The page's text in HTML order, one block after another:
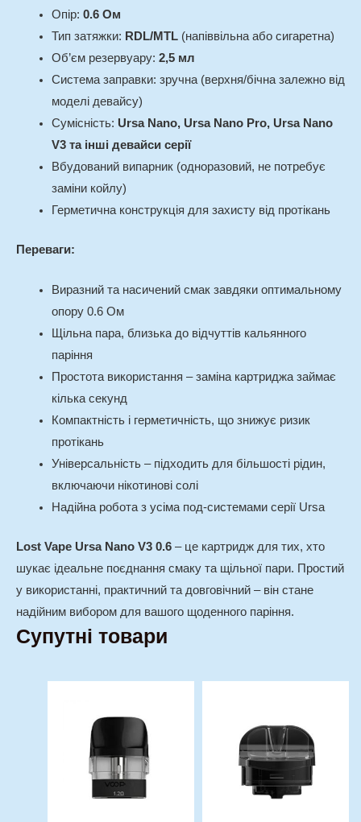
Опір: 0.6 Ом
Тип затяжки: RDL/MTL(напіввільна або сигаретна)
Об’єм резервуару: 2,5 мл
Система заправки: зручна (верхня/бічна залежно від
моделі девайсу)
Сумісність: Ursa Nano, Ursa Nano Pro, Ursa Nano
V3 та інші девайси серії
Вбудований випарник (одноразовий, не потребує
заміни койлу)
Герметична конструкція для захисту від протікань
Переваги:
Виразний та насичений смак завдяки оптимальному
опору 0.6 Ом
Щільна пара, близька до відчуттів кальянного
паріння
Простота використання – заміна картриджа займає
кілька секунд
Компактність і герметичність, що знижує ризик
протікань
Універсальність – підходить для більшості рідин,
включаючи нікотинові солі
Надійна робота з усіма под-системами серії Ursa
Lost Vape Ursa Nano V3 0.6 – це картридж для тих, хто
шукає ідеальне поєднання смаку та щільної пари. Простий
у використанні, практичний та довговічний – він стане
надійним вибором для вашого щоденного паріння.
Супутні товари